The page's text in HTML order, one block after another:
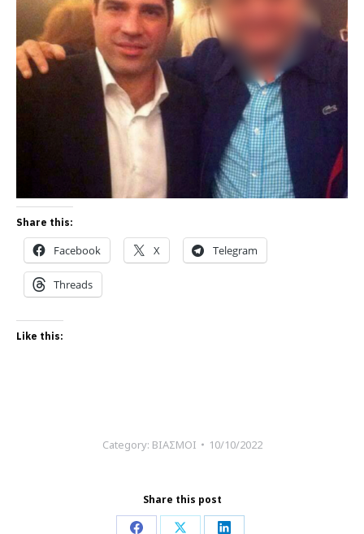
Share this:
Facebook X Telegram
Threads
Like this:
Category: ΒΙΑΣΜΟΙ 10/10/2022
Share this post